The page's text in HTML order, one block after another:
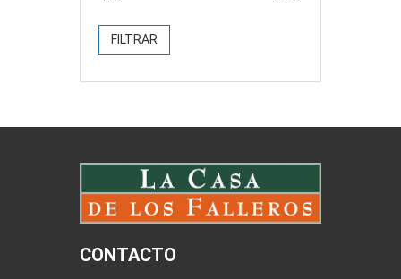
FILTRAR
CONTACTO